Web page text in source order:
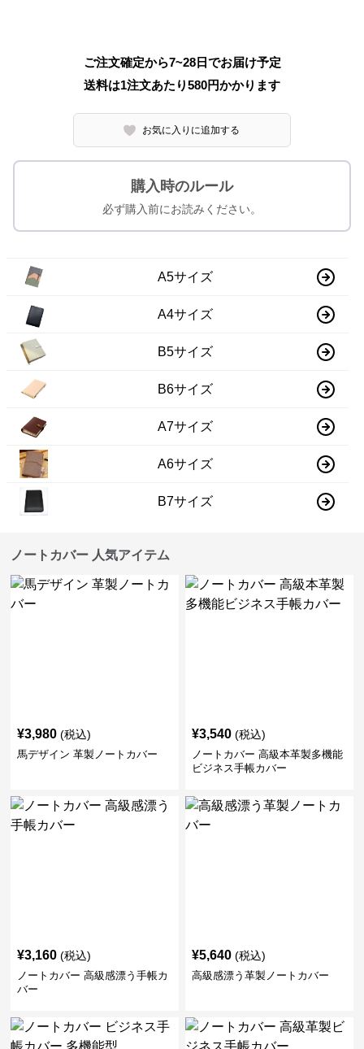
ご注文確定から7~28日でお届け予定
送料は1注文あたり580円かかります
お気に入りに追加する
購入時のルール
必ず購入前にお読みください。
A5サイズ
A4サイズ
B5サイズ
B6サイズ
A7サイズ
A6サイズ
B7サイズ
ノートカバー 人気アイテム
¥3,980 (税込)
馬デザイン 革製ノートカバー
¥3,540 (税込)
ノートカバー 高級本革製多機能
ビジネス手帳カバー
¥3,160 (税込)
ノートカバー 高級感漂う手帳カ
バー
¥5,640 (税込)
高級感漂う革製ノートカバー